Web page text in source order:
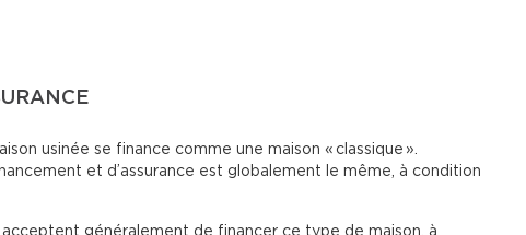
usinée se finance comme une maison « classique ».
et d’assurance est globalement le même, à condition
généralement de financer ce type de maison, à